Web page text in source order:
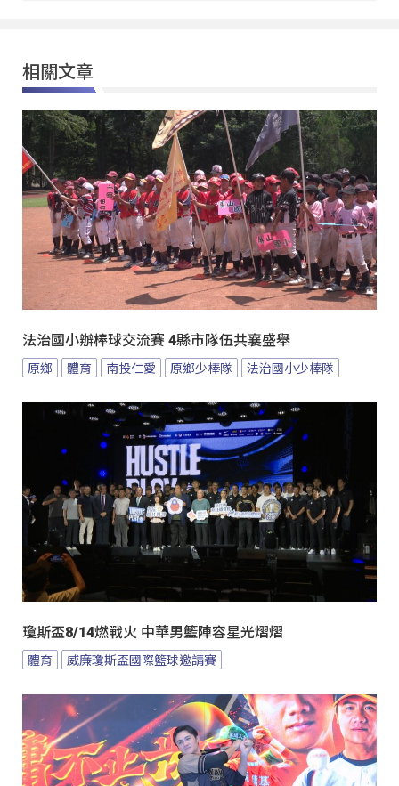
相關文章
法治國小辦棒球交流賽 4縣市隊伍共襄盛舉
原鄉 體育 南投仁愛 原鄉少棒隊 法治國小少棒隊
瓊斯盃8/14燃戰火 中華男籃陣容星光熠熠
體育 威廉瓊斯盃國際籃球邀請賽